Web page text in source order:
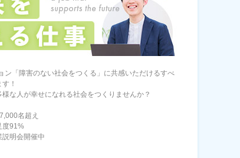
ン「障害のない社会をつくる」に共感いただけるすべ
！
な人が幸せになれる社会をつくりませんか？
名超え
度91%
明会開催中